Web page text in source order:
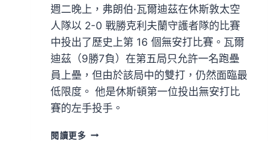
週二晚上，弗朗伯·瓦爾迪茲在休斯敦太空
人隊以 2-0 戰勝克利夫蘭守護者隊的比賽
中投出了歷史上第 16 個無安打比賽。瓦爾
迪茲（9勝7負）在第五局只允許一名跑壘
員上壘，但由於該局中的雙打，仍然面臨最
低限度。 他是休斯頓第一位投出無安打比
賽的左手投手。
閱讀更多